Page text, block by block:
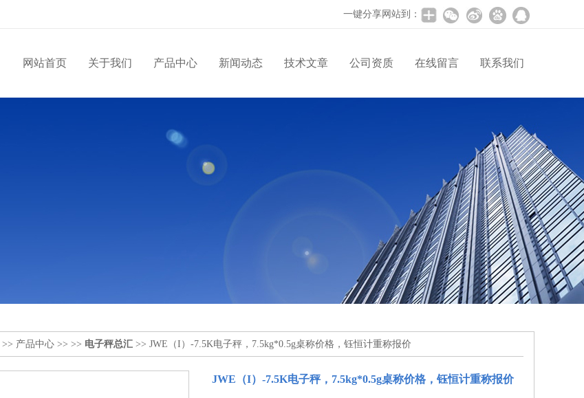
一键分享网站到：
网站首页 关于我们 产品中心 新闻动态 技术文章 公司资质 在线留言 联系我们
>> 产品中心 >> >> 电子秤总汇 >> JWE（I）-7.5K电子秤，7.5kg*0.5g桌称价格，钰恒计重称报价
JWE（I）-7.5K电子秤，7.5kg*0.5g桌称价格，钰恒计重称报价